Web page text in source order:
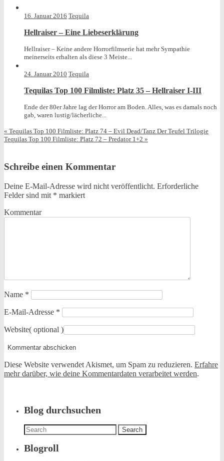
16. Januar 2016 Tequila
Hellraiser – Eine Liebeserklärung
Hellraiser – Keine andere Horrorfilmserie hat mehr Sympathie
meinerseits erhalten als diese 3 Meiste...
24. Januar 2010 Tequila
Tequilas Top 100 Filmliste: Platz 35 – Hellraiser I-III
Ende der 80er Jahre lag der Horror am Boden. Alles, was es damals noch
gab, waren lustig/lächerliche...
« Tequilas Top 100 Filmliste: Platz 74 – Evil Dead/Tanz Der Teufel Trilogie
Tequilas Top 100 Filmliste: Platz 72 – Predator 1+2 »
Schreibe einen Kommentar
Deine E-Mail-Adresse wird nicht veröffentlicht. Erforderliche
Felder sind mit * markiert
Kommentar
Name *
E-Mail-Adresse *
Website( optional )
Diese Website verwendet Akismet, um Spam zu reduzieren. Erfahre
mehr darüber, wie deine Kommentardaten verarbeitet werden.
Blog durchsuchen
Search
for:
Blogroll